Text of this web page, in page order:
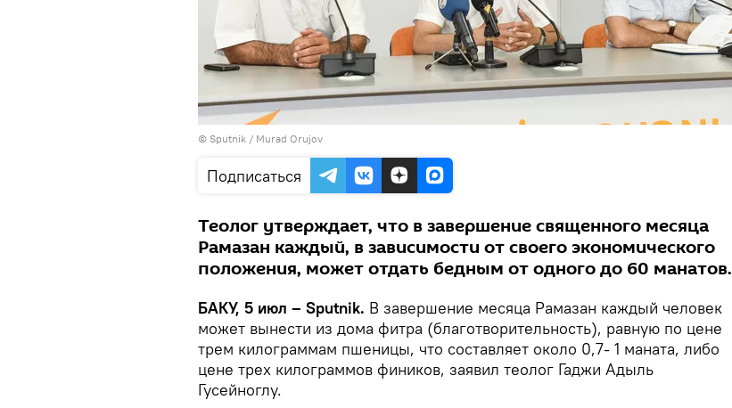
© Sputnik / Murad Orujov
Подписаться
Теолог утверждает, что в завершение священного месяца
Рамазан каждый, в зависимости от своего экономического
положения, может отдать бедным от одного до 60 манатов.
БАКУ, 5 июл – Sputnik. В завершение месяца Рамазан каждый человек
может вынести из дома фитра (благотворительность), равную по цене
трем килограммам пшеницы, что составляет около 0,7- 1 маната, либо
цене трех килограммов фиников, заявил теолог Гаджи Адыль
Гусейноглу.